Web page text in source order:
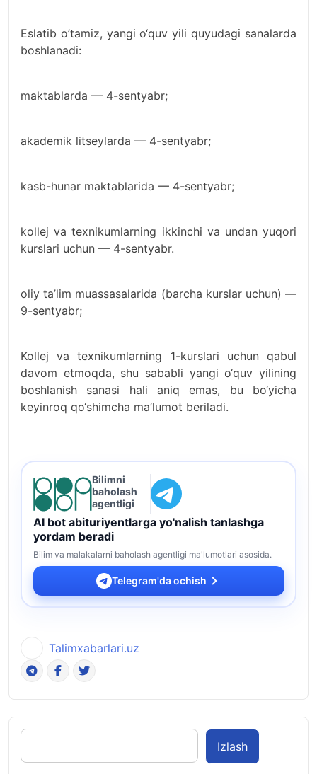
Eslatib o’tamiz, yangi o‘quv yili quyudagi sanalarda
boshlanadi:
maktablarda — 4-sentyabr;
akademik litseylarda — 4-sentyabr;
kasb-hunar maktablarida — 4-sentyabr;
kollej va texnikumlarning ikkinchi va undan yuqori
kurslari uchun — 4-sentyabr.
oliy ta’lim muassasalarida (barcha kurslar uchun) —
9-sentyabr;
Kollej va texnikumlarning 1-kurslari uchun qabul
davom etmoqda, shu sababli yangi o‘quv yilining
boshlanish sanasi hali aniq emas, bu bo‘yicha
keyinroq qo‘shimcha ma’lumot beriladi.
Bilimni
baholash
agentligi
AI bot abituriyentlarga yo'nalish tanlashga
yordam beradi
Bilim va malakalarni baholash agentligi ma'lumotlari asosida.
Telegram'da ochish
Talimxabarlari.uz
Izlash